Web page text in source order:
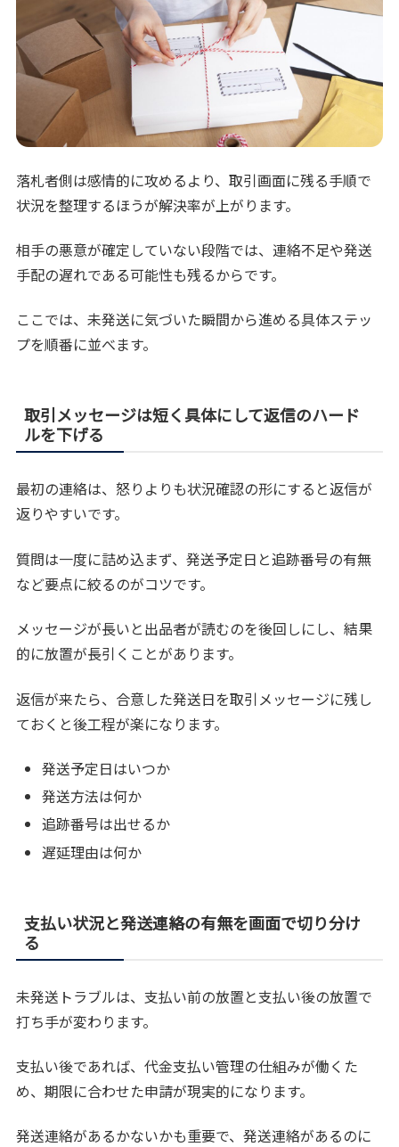
落札者側は感情的に攻めるより、取引画面に残る手順で
状況を整理するほうが解決率が上がります。
相手の悪意が確定していない段階では、連絡不足や発送
手配の遅れである可能性も残るからです。
ここでは、未発送に気づいた瞬間から進める具体ステッ
プを順番に並べます。
取引メッセージは短く具体にして返信のハード
ルを下げる
最初の連絡は、怒りよりも状況確認の形にすると返信が
返りやすいです。
質問は一度に詰め込まず、発送予定日と追跡番号の有無
など要点に絞るのがコツです。
メッセージが長いと出品者が読むのを後回しにし、結果
的に放置が長引くことがあります。
返信が来たら、合意した発送日を取引メッセージに残し
ておくと後工程が楽になります。
発送予定日はいつか
発送方法は何か
追跡番号は出せるか
遅延理由は何か
支払い状況と発送連絡の有無を画面で切り分け
る
未発送トラブルは、支払い前の放置と支払い後の放置で
打ち手が変わります。
支払い後であれば、代金支払い管理の仕組みが働くた
め、期限に合わせた申請が現実的になります。
発送連絡があるかないかも重要で、発送連絡があるのに